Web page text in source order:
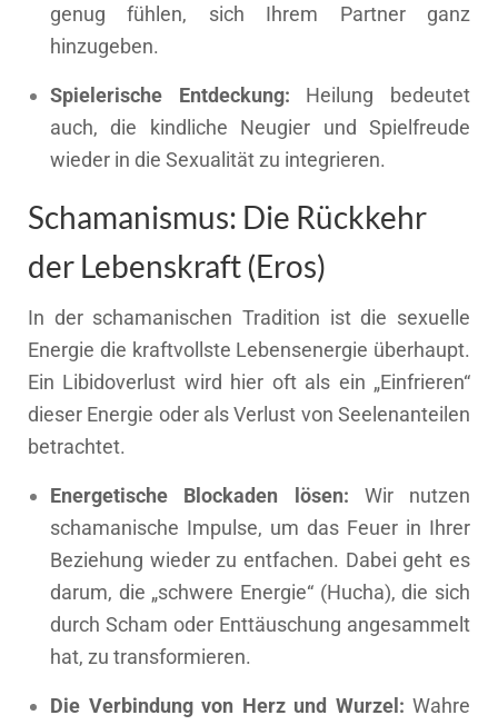
genug fühlen, sich Ihrem Partner ganz
hinzugeben.
Spielerische Entdeckung: Heilung bedeutet
auch, die kindliche Neugier und Spielfreude
wieder in die Sexualität zu integrieren.
Schamanismus: Die Rückkehr
der Lebenskraft (Eros)
In der schamanischen Tradition ist die sexuelle
Energie die kraftvollste Lebensenergie überhaupt.
Ein Libidoverlust wird hier oft als ein „Einfrieren“
dieser Energie oder als Verlust von Seelenanteilen
betrachtet.
Energetische Blockaden lösen: Wir nutzen
schamanische Impulse, um das Feuer in Ihrer
Beziehung wieder zu entfachen. Dabei geht es
darum, die „schwere Energie“ (Hucha), die sich
durch Scham oder Enttäuschung angesammelt
hat, zu transformieren.
Die Verbindung von Herz und Wurzel: Wahre